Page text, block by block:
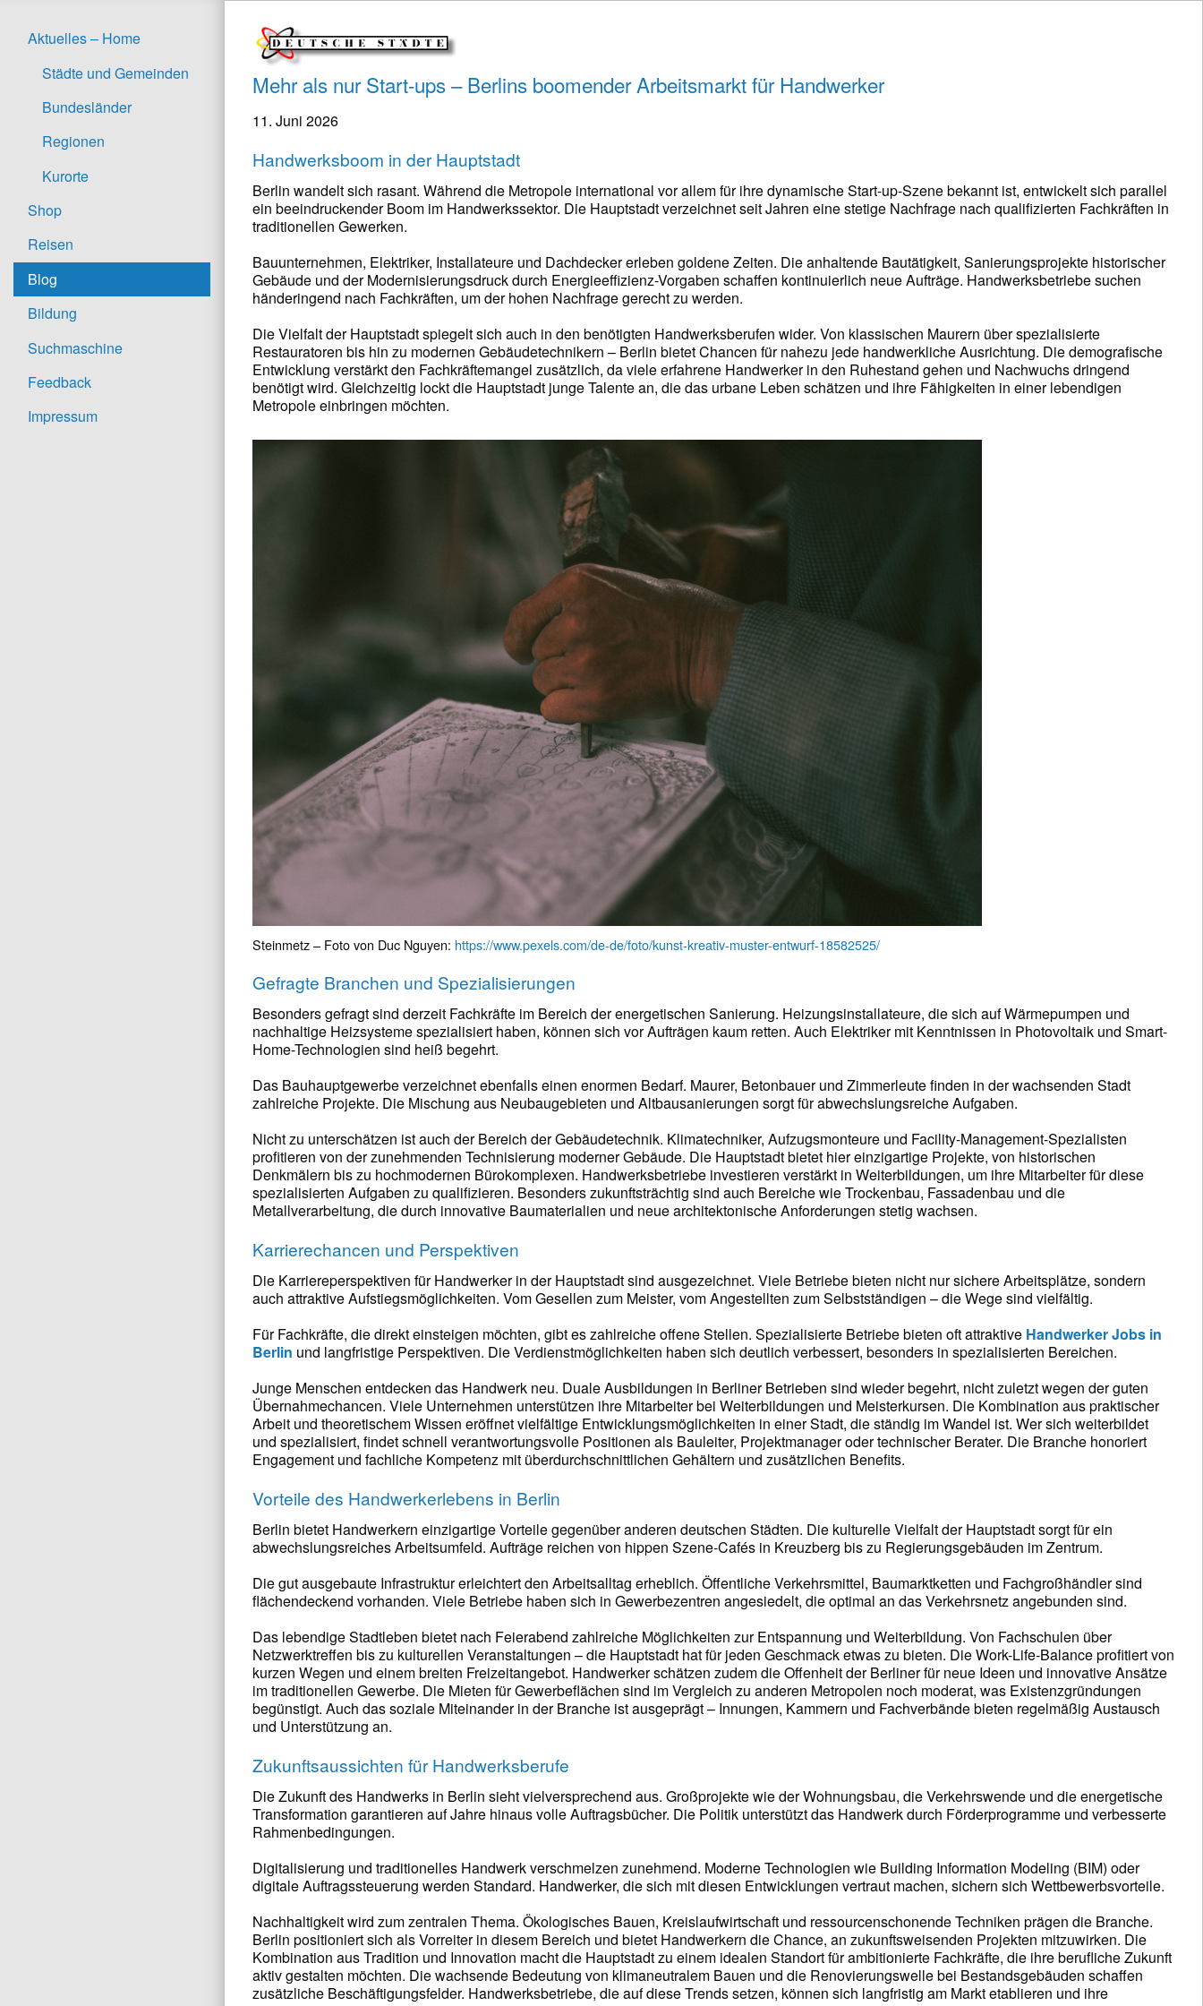
Aktuelles – Home
Städte und Gemeinden
Bundesländer
Regionen
Kurorte
Shop
Reisen
Blog
Bildung
Suchmaschine
Feedback
Impressum
Mehr als nur Start-ups – Berlins boomender Arbeitsmarkt für Handwerker
11. Juni 2026
Handwerksboom in der Hauptstadt
Berlin wandelt sich rasant. Während die Metropole international vor allem für ihre dynamische Start-up-Szene bekannt ist, entwickelt sich parallel
ein beeindruckender Boom im Handwerkssektor. Die Hauptstadt verzeichnet seit Jahren eine stetige Nachfrage nach qualifizierten Fachkräften in
traditionellen Gewerken.
Bauunternehmen, Elektriker, Installateure und Dachdecker erleben goldene Zeiten. Die anhaltende Bautätigkeit, Sanierungsprojekte historischer
Gebäude und der Modernisierungsdruck durch Energieeffizienz-Vorgaben schaffen kontinuierlich neue Aufträge. Handwerksbetriebe suchen
händeringend nach Fachkräften, um der hohen Nachfrage gerecht zu werden.
Die Vielfalt der Hauptstadt spiegelt sich auch in den benötigten Handwerksberufen wider. Von klassischen Maurern über spezialisierte
Restauratoren bis hin zu modernen Gebäudetechnikern – Berlin bietet Chancen für nahezu jede handwerkliche Ausrichtung. Die demografische
Entwicklung verstärkt den Fachkräftemangel zusätzlich, da viele erfahrene Handwerker in den Ruhestand gehen und Nachwuchs dringend
benötigt wird. Gleichzeitig lockt die Hauptstadt junge Talente an, die das urbane Leben schätzen und ihre Fähigkeiten in einer lebendigen
Metropole einbringen möchten.
Steinmetz – Foto von Duc Nguyen: https://www.pexels.com/de-de/foto/kunst-kreativ-muster-entwurf-18582525/
Gefragte Branchen und Spezialisierungen
Besonders gefragt sind derzeit Fachkräfte im Bereich der energetischen Sanierung. Heizungsinstallateure, die sich auf Wärmepumpen und
nachhaltige Heizsysteme spezialisiert haben, können sich vor Aufträgen kaum retten. Auch Elektriker mit Kenntnissen in Photovoltaik und Smart-
Home-Technologien sind heiß begehrt.
Das Bauhauptgewerbe verzeichnet ebenfalls einen enormen Bedarf. Maurer, Betonbauer und Zimmerleute finden in der wachsenden Stadt
zahlreiche Projekte. Die Mischung aus Neubaugebieten und Altbausanierungen sorgt für abwechslungsreiche Aufgaben.
Nicht zu unterschätzen ist auch der Bereich der Gebäudetechnik. Klimatechniker, Aufzugsmonteure und Facility-Management-Spezialisten
profitieren von der zunehmenden Technisierung moderner Gebäude. Die Hauptstadt bietet hier einzigartige Projekte, von historischen
Denkmälern bis zu hochmodernen Bürokomplexen. Handwerksbetriebe investieren verstärkt in Weiterbildungen, um ihre Mitarbeiter für diese
spezialisierten Aufgaben zu qualifizieren. Besonders zukunftsträchtig sind auch Bereiche wie Trockenbau, Fassadenbau und die
Metallverarbeitung, die durch innovative Baumaterialien und neue architektonische Anforderungen stetig wachsen.
Karrierechancen und Perspektiven
Die Karriereperspektiven für Handwerker in der Hauptstadt sind ausgezeichnet. Viele Betriebe bieten nicht nur sichere Arbeitsplätze, sondern
auch attraktive Aufstiegsmöglichkeiten. Vom Gesellen zum Meister, vom Angestellten zum Selbstständigen – die Wege sind vielfältig.
Für Fachkräfte, die direkt einsteigen möchten, gibt es zahlreiche offene Stellen. Spezialisierte Betriebe bieten oft attraktive Handwerker Jobs in
Berlin und langfristige Perspektiven. Die Verdienstmöglichkeiten haben sich deutlich verbessert, besonders in spezialisierten Bereichen.
Junge Menschen entdecken das Handwerk neu. Duale Ausbildungen in Berliner Betrieben sind wieder begehrt, nicht zuletzt wegen der guten
Übernahmechancen. Viele Unternehmen unterstützen ihre Mitarbeiter bei Weiterbildungen und Meisterkursen. Die Kombination aus praktischer
Arbeit und theoretischem Wissen eröffnet vielfältige Entwicklungsmöglichkeiten in einer Stadt, die ständig im Wandel ist. Wer sich weiterbildet
und spezialisiert, findet schnell verantwortungsvolle Positionen als Bauleiter, Projektmanager oder technischer Berater. Die Branche honoriert
Engagement und fachliche Kompetenz mit überdurchschnittlichen Gehältern und zusätzlichen Benefits.
Vorteile des Handwerkerlebens in Berlin
Berlin bietet Handwerkern einzigartige Vorteile gegenüber anderen deutschen Städten. Die kulturelle Vielfalt der Hauptstadt sorgt für ein
abwechslungsreiches Arbeitsumfeld. Aufträge reichen von hippen Szene-Cafés in Kreuzberg bis zu Regierungsgebäuden im Zentrum.
Die gut ausgebaute Infrastruktur erleichtert den Arbeitsalltag erheblich. Öffentliche Verkehrsmittel, Baumarktketten und Fachgroßhändler sind
flächendeckend vorhanden. Viele Betriebe haben sich in Gewerbezentren angesiedelt, die optimal an das Verkehrsnetz angebunden sind.
Das lebendige Stadtleben bietet nach Feierabend zahlreiche Möglichkeiten zur Entspannung und Weiterbildung. Von Fachschulen über
Netzwerktreffen bis zu kulturellen Veranstaltungen – die Hauptstadt hat für jeden Geschmack etwas zu bieten. Die Work-Life-Balance profitiert von
kurzen Wegen und einem breiten Freizeitangebot. Handwerker schätzen zudem die Offenheit der Berliner für neue Ideen und innovative Ansätze
im traditionellen Gewerbe. Die Mieten für Gewerbeflächen sind im Vergleich zu anderen Metropolen noch moderat, was Existenzgründungen
begünstigt. Auch das soziale Miteinander in der Branche ist ausgeprägt – Innungen, Kammern und Fachverbände bieten regelmäßig Austausch
und Unterstützung an.
Zukunftsaussichten für Handwerksberufe
Die Zukunft des Handwerks in Berlin sieht vielversprechend aus. Großprojekte wie der Wohnungsbau, die Verkehrswende und die energetische
Transformation garantieren auf Jahre hinaus volle Auftragsbücher. Die Politik unterstützt das Handwerk durch Förderprogramme und verbesserte
Rahmenbedingungen.
Digitalisierung und traditionelles Handwerk verschmelzen zunehmend. Moderne Technologien wie Building Information Modeling (BIM) oder
digitale Auftragssteuerung werden Standard. Handwerker, die sich mit diesen Entwicklungen vertraut machen, sichern sich Wettbewerbsvorteile.
Nachhaltigkeit wird zum zentralen Thema. Ökologisches Bauen, Kreislaufwirtschaft und ressourcenschonende Techniken prägen die Branche.
Berlin positioniert sich als Vorreiter in diesem Bereich und bietet Handwerkern die Chance, an zukunftsweisenden Projekten mitzuwirken. Die
Kombination aus Tradition und Innovation macht die Hauptstadt zu einem idealen Standort für ambitionierte Fachkräfte, die ihre berufliche Zukunft
aktiv gestalten möchten. Die wachsende Bedeutung von klimaneutralem Bauen und die Renovierungswelle bei Bestandsgebäuden schaffen
zusätzliche Beschäftigungsfelder. Handwerksbetriebe, die auf diese Trends setzen, können sich langfristig am Markt etablieren und ihre